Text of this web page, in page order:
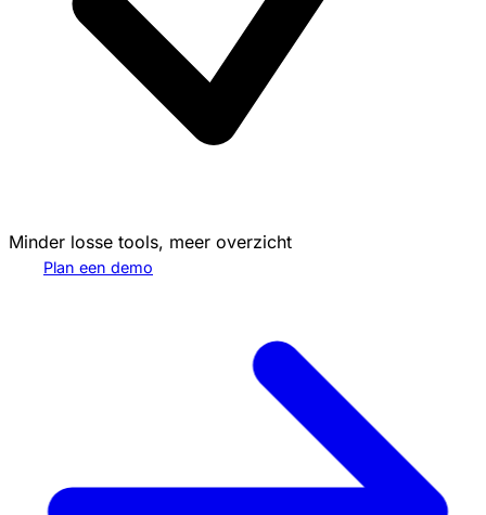
Minder losse tools, meer overzicht
Plan een demo